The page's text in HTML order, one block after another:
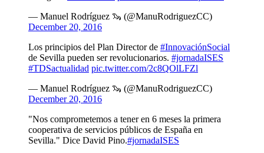
— Manuel Rodríguez 🦦 (@ManuRodriguezCC)
December 20, 2016
Los principios del Plan Director de #InnovaciónSocial
de Sevilla pueden ser revolucionarios. #jornadaISES
#TDSactualidad pic.twitter.com/2c8QOlLFZl
— Manuel Rodríguez 🦦 (@ManuRodriguezCC)
December 20, 2016
"Nos comprometemos a tener en 6 meses la primera
cooperativa de servicios públicos de España en
Sevilla." Dice David Pino.#jornadaISES